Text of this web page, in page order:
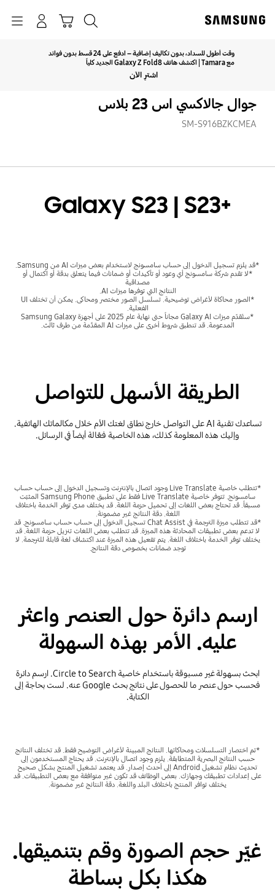
وقت أطول للسداد، بدون تكاليف إضافية – ادفع على 24 قسط بدون فوائد
مع Tamara | اكتشف هاتف Galaxy Z Fold8 الجديد كلياً
اشترِ الآن
جوال جالاكسي اس 23 بلاس
SM-S916BZKCMEA
‎Galaxy S23 | S23+‎
*قد يلزم تسجيل الدخول إلى حساب سامسونج لاستخدام بعض ميزات AI من Samsung.
*لا تقدم شركة سامسونج أي وعود أو تأكيدات أو ضمانات فيما يتعلق بدقة أو اكتمال أو
مصداقية
النتائج التي توفرها ميزات AI.
*الصور محاكاة لأغراض توضيحية. تسلسل الصور مختصر ومحاكى. يمكن أن تختلف UI
الفعلية.
*ستُقدّم ميزات Galaxy AI مجاناً حتى نهاية عام 2025 على أجهزة Samsung Galaxy
المدعومة. قد تنطبق شروط أخرى على ميزات AI المقدَّمة من طرف ثالث.
الطريقة الأسهل للتواصل
تساعدك تقنية AI على التواصل خارج نطاق لغتك الأم خلال مكالماتك الهاتفية.
وإليك هذه المعلومة كذلك، هذه الخاصية فعَّالة أيضاً في الرسائل.
*تتطلب خاصية Live Translate وجود اتصال بالإنترنت وتسجيل الدخول إلى حساب حساب
سامسونج. تتوفر خاصية Live Translate فقط على تطبيق Samsung Phone المثبّت
مسبقاً. قد تحتاج بعض اللغات إلى تحميل حزمة اللغة. قد يختلف مدى توفر الخدمة باختلاف
اللغة. دقة النتائج غير مضمونة.
*قد تتطلب ميزة الترجمة في Chat Assist تسجيل الدخول إلى حساب حساب سامسونج. قد
لا تدعم بعض تطبيقات المحادثة هذه الميزة. قد تتطلب بعض اللغات تنزيل حزمة اللغة. قد
يختلف توفر الخدمة باختلاف اللغة. يتم تفعيل هذه الميزة عند اكتشاف لغة قابلة للترجمة. لا
توجد ضمانات بخصوص دقة النتائج.
ارسم دائرة حول العنصر واعثر
عليه. الأمر بهذه السهولة
ابحث بسهولة غير مسبوقة باستخدام خاصية Circle to Search. ارسم دائرة
فحسب حول عنصر ما للحصول على نتائج بحث Google عنه. لست بحاجة إلى
الكتابة.
*تم اختصار التسلسلات ومحاكاتها. النتائج المبينة لأغراض التوضيح فقط. قد تختلف النتائج
حسب النتائج البصرية المتطابقة. يلزم وجود اتصال بالإنترنت. قد يحتاج المستخدمون إلى
تحديث نظام تشغيل Android إلى أحدث إصدار. قد يعتمد تشغيل المنتج بشكل صحيح
على إعدادات تطبيقك وجهازك. بعض الوظائف قد تكون غير متوافقة مع بعض التطبيقات. قد
يختلف توافر المنتج باختلاف البلد واللغة. دقة النتائج غير مضمونة.
غيّر حجم الصورة وقم بتنميقها.
هكذا بكل بساطة